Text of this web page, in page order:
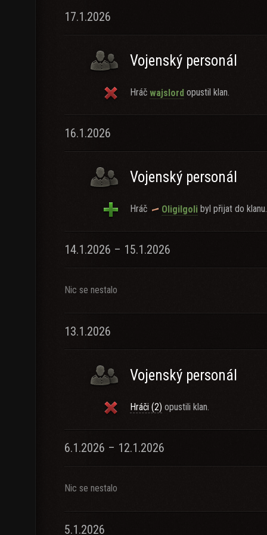
17.1.2026
Vojenský personál
Hráč wajslord opustil klan.
16.1.2026
Vojenský personál
Hráč Oligilgoli byl přijat do klanu.
14.1.2026 – 15.1.2026
Nic se nestalo
13.1.2026
Vojenský personál
Hráči (2) opustili klan.
6.1.2026 – 12.1.2026
Nic se nestalo
5.1.2026